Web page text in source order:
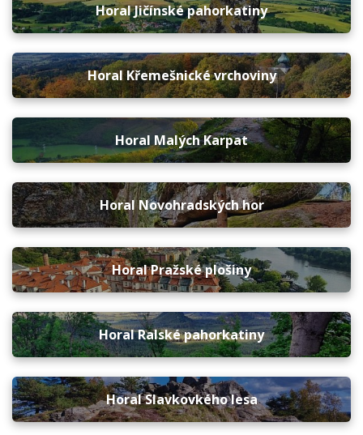
Horal Jičínské pahorkatiny
Horal Křemešnické vrchoviny
Horal Malých Karpat
Horal Novohradských hor
Horal Pražské plošiny
Horal Ralské pahorkatiny
Horal Slavkovkého lesa